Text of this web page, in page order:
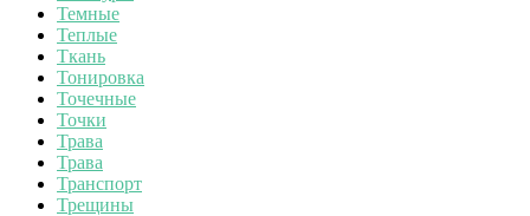
Темные
Теплые
Ткань
Тонировка
Точечные
Точки
Трава
Трава
Транспорт
Трещины